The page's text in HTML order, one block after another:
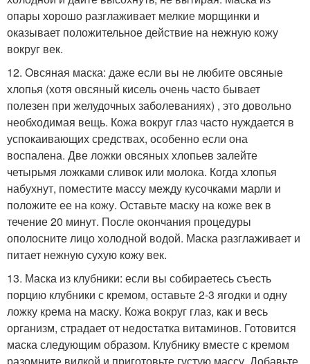
опары хорошо разглаживает мелкие морщинки и
оказывает положительное действие на нежную кожу
вокруг век.
12. Овсяная маска: даже если вы не любите овсяные
хлопья (хотя овсяный кисель очень часто бывает
полезен при желудочных заболеваниях) , это довольно
необходимая вещь. Кожа вокруг глаз часто нуждается в
успокаивающих средствах, особенно если она
воспалена. Две ложки овсяных хлопьев залейте
четырьмя ложками сливок или молока. Когда хлопья
набухнут, поместите массу между кусочками марли и
положите ее на кожу. Оставьте маску на коже век в
течение 20 минут. После окончания процедуры
ополосните лицо холодной водой. Маска разглаживает и
питает нежную сухую кожу век.
13. Маска из клубники: если вы собираетесь съесть
порцию клубники с кремом, оставьте 2-3 ягодки и одну
ложку крема на маску. Кожа вокруг глаз, как и весь
организм, страдает от недостатка витаминов. Готовится
маска следующим образом. Клубнику вместе с кремом
разомните вилкой и приготовьте густую массу. Добавьте